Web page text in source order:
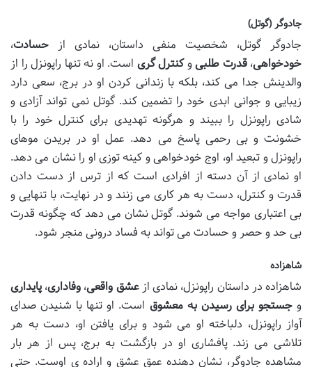
جادوگر (گوتل)
جادوگر گوتل، شخصیت منفی داستان، نمادی از حسادت،
خودخواهی،قدرت طلبیوکنترل گری است. او نه تنها راپونزل را از
والدینش جدا می کند، بلکه با زندانی کردن او در برج، سعی دارد
زیبایی و جوانی ابدی خود را تضمین کند. گوتل نمی تواند آزادی و
شادی راپونزل را ببیند و هرگونه تهدیدی برای کنترل خود را با
خشونت و بی رحمی پاسخ می دهد. عمل او در بریدن موهای
راپونزل و تبعید او، اوج خودخواهی و کینه توزی او را نشان می دهد.
او نمادی از آن دسته از افرادی است که از ترس از دست دادن
قدرت و کنترل، دست به هر کاری می زنند و در نهایت، با تنهایی و
بی اعتباری مواجه می شوند. گوتل نشان می دهد که چگونه قدرت
بی حد و حصر و حسادت می تواند به فساد درونی منجر شود.
شاهزاده
شاهزاده در داستان راپونزل، نمادی ازعشق واقعی، وفاداری،پایداری
وجستجو برای رسیدن به معشوق است. او تنها با شنیدن صدای
آواز راپونزل، دلباخته او می شود و برای یافتن او، دست به هر
تلاشی می زند. پافشاری او در بازگشت به برج، پس از هر بار
مشاهده جادوگر، نشان دهنده عمق عشق و اراده ی اوست. حتی